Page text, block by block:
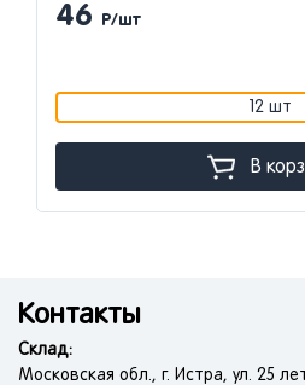
46 Р/шт
12 шт
В
Контакты
Склад:
Московская обл., г. Истра, ул. 25